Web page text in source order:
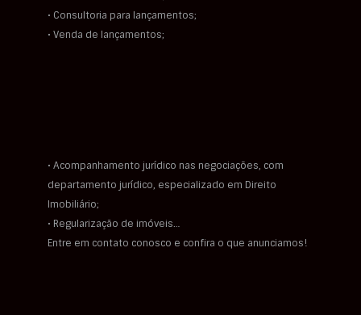
• Consultoria para lançamentos;
• Venda de lançamentos;
• Acompanhamento jurídico nas negociações, com
departamento jurídico, especializado em Direito
Imobiliário;
• Regularização de imóveis…
Entre em contato conosco e confira o que anunciamos!